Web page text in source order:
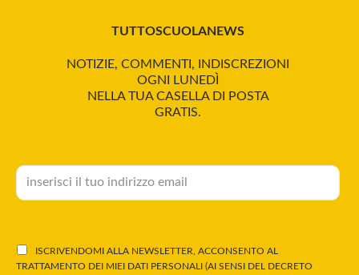
TUTTOSCUOLANEWS
NOTIZIE, COMMENTI, INDISCREZIONI
OGNI LUNEDÌ
NELLA TUA CASELLA DI POSTA
GRATIS.
ISCRIVENDOMI ALLA NEWSLETTER, ACCONSENTO AL
TRATTAMENTO DEI MIEI DATI PERSONALI (AI SENSI DEL DECRETO